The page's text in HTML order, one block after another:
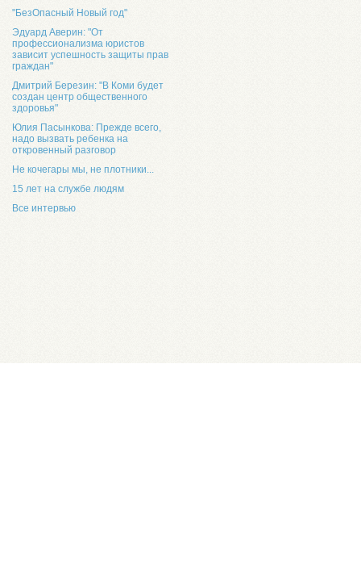
"БезОпасный Новый год"
Эдуард Аверин: "От
профессионализма юристов
зависит успешность защиты прав
граждан"
Дмитрий Березин: "В Коми будет
создан центр общественного
здоровья"
Юлия Пасынкова: Прежде всего,
надо вызвать ребенка на
откровенный разговор
Не кочегары мы, не плотники...
15 лет на службе людям
Все интервью